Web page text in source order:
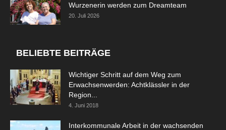
Wurzenerin werden zum Dreamteam
20. Juli 2026
BELIEBTE BEITRÄGE
Wichtiger Schritt auf dem Weg zum
Erwachsenwerden: Achtklässler in der
Region...
4. Juni 2018
Interkommunale Arbeit in der wachsenden